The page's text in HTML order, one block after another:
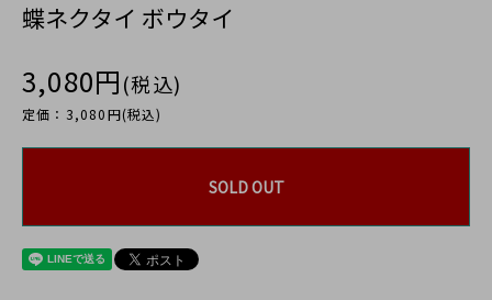
蝶ネクタイ ボウタイ
3,080円(税込)
定価：3,080円(税込)
SOLD OUT